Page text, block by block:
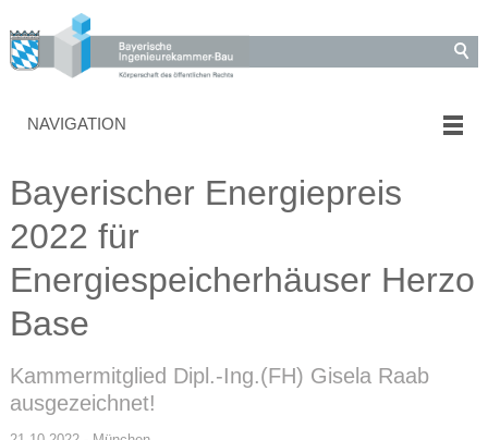
NAVIGATION
Bayerischer Energiepreis
2022 für
Energiespeicherhäuser Herzo
Base
Kammermitglied Dipl.-Ing.(FH) Gisela Raab
ausgezeichnet!